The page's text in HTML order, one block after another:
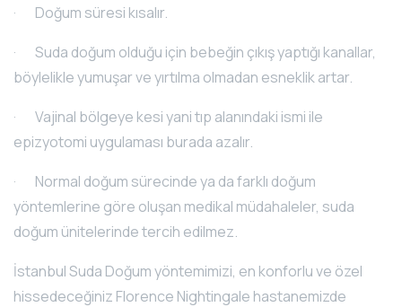
· Doğum süresi kısalır.
· Suda doğum olduğu için bebeğin çıkış yaptığı kanallar,
böylelikle yumuşar ve yırtılma olmadan esneklik artar.
· Vajinal bölgeye kesi yani tıp alanındaki ismi ile
epizyotomi uygulaması burada azalır.
· Normal doğum sürecinde ya da farklı doğum
yöntemlerine göre oluşan medikal müdahaleler, suda
doğum ünitelerinde tercih edilmez.
İstanbul Suda Doğum yöntemimizi, en konforlu ve özel
hissedeceğiniz Florence Nightingale hastanemizde